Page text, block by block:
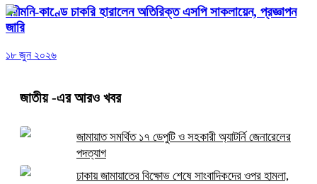
পরীমনি-কাণ্ডে চাকরি হারালেন অতিরিক্ত এসপি সাকলায়েন, প্রজ্ঞাপন
জারি
১৮ জুন ২০২৬
জাতীয়-এর আরও খবর
জামায়াত সমর্থিত ১৭ ডেপুটি ও সহকারী অ্যাটর্নি জেনারেলের
পদত্যাগ
ঢাকায় জামায়াতের বিক্ষোভ শেষে সাংবাদিকদের ওপর হামলা,